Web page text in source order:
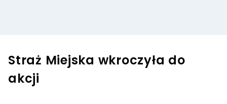
Straż Miejska wkroczyła do
akcji